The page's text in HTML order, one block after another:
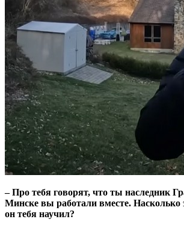
– Про тебя говорят, что ты наследник
Минске вы работали вместе. Насколько
он тебя научил?